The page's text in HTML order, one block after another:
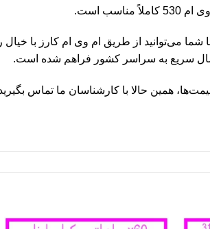
است.
در بازار متغیر است، اما شما می‌توانید از طریق ام وی ام
سریع به سراسر کشور فراهم شده است.
ام وی ام 530 و اطلاع از آخرین قیمت‌ها، همین حالا با کارشناسان